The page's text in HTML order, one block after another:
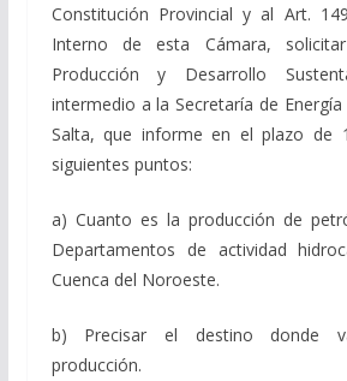
Constitución Provincial y al Art.
Interno de esta Cámara,
Producción y Desarrollo
intermedio a la Secretaría de
Salta, que informe en el plazo de
siguientes puntos:
a) Cuanto es la producción de
Departamentos de actividad
Cuenca del Noroeste.
b) Precisar el destino donde
producción.